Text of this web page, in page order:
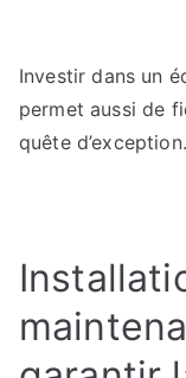
Investir dans un
permet aussi de
quête d’exception.